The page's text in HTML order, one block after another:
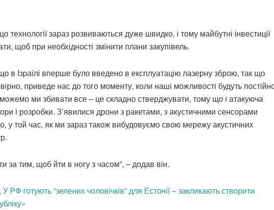
технології зараз розвиваються дуже швидко, і тому майбутні інвестиції
щоб при необхідності змінити плани закупівель.
в Ізраїлі вперше було введено в експлуатацію лазерну зброю, так що
приведе нас до того моменту, коли наші можливості будуть
ми збивати все – це складно стверджувати, тому що і атакуюча
і розробки. З’явилися дрони з ракетами, з акустичними сенсорами
у той час, як ми зараз також вибудовуємо свою мережу акустичних
за тим, щоб йти в ногу з часом”, – додав він.
У РФ готують “зелених чоловічків” для Естонії – закликають створити